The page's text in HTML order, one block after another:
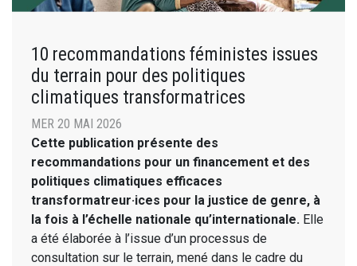
10 recommandations féministes issues
du terrain pour des politiques
climatiques transformatrices
MER 20 MAI 2026
Cette publication présente des
recommandations pour un financement et des
politiques climatiques efficaces
transformatreur·ices pour la justice de genre, à
la fois à l’échelle nationale qu’internationale. Elle
a été élaborée à l’issue d’un processus de
consultation sur le terrain, mené dans le cadre du